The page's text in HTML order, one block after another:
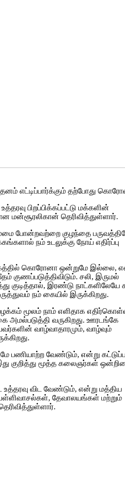
எட்டிப்பார்க்கும் தற்போது
பிறப்பிக்கப்பட்டு மக்களின்
மன்சூரலிகான் தெரிவித்துள்ளார்.
போன்றவற்றை குழந்தை
நம் உடலுக்கு நோய் எதிர்ப்பு
கொரோனா ஒன்றுமே இல்லை,
சலி, இருமல்
இரண்டு நாட்களிலேயே
நம் கையில் இருக்கிறது.
மூலம் நாம் எளிதாக
அமல்படுத்தி வருகிறது. ஊரடங்கே
வாழ்வாதாரமும், வாழ்வும்
பணியாற்ற வேண்டும், என்று
குறித்து மூத்த கலைஞர்கள்
விட வேண்டும், என்று மத்திய
தேவாலயங்கள் மற்றும்